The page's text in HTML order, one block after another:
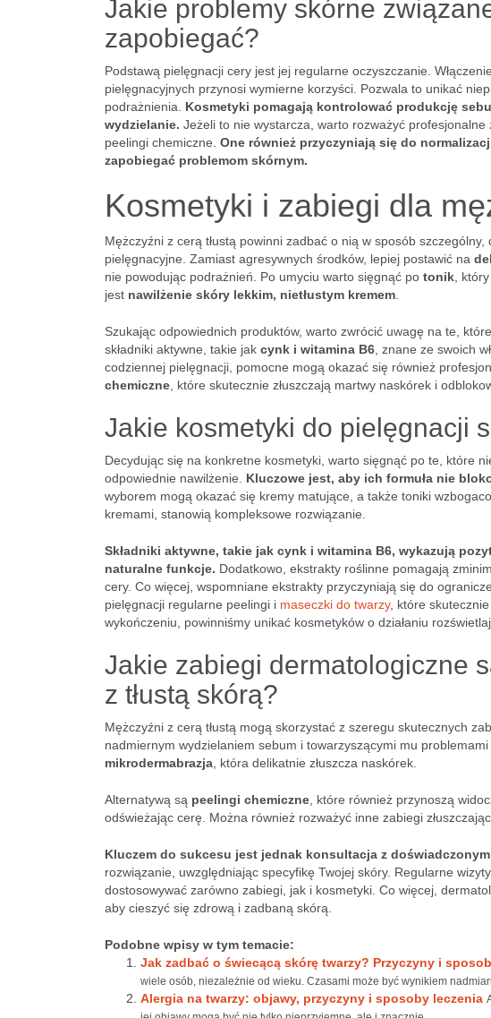
Jakie problemy skórne
zapobiegać?
Podstawą pielęgnacji cery jest jej regularne oczyszczanie.
pielęgnacyjnych przynosi wymierne korzyści. Pozwala to unikać
podrażnienia. Kosmetyki pomagają kontrolować produkcję
wydzielanie. Jeżeli to nie wystarcza, warto rozważyć profesjonalne
peelingi chemiczne. One również przyczyniają się do
zapobiegać problemom skórnym.
Kosmetyki i zabiegi dla
Mężczyźni z cerą tłustą powinni zadbać o nią w sposób
pielęgnacyjne. Zamiast agresywnych środków, lepiej postawić na
nie powodując podrażnień. Po umyciu warto sięgnąć po tonik ,
jest nawilżenie skóry lekkim, nietłustym kremem
Szukając odpowiednich produktów, warto zwrócić uwagę na te,
składniki aktywne, takie jak cynk i witamina B6 , znane ze swoich
codziennej pielęgnacji, pomocne mogą okazać się również
chemiczne , które skutecznie złuszczają martwy naskórek i
Jakie kosmetyki do pielęgnacji
Decydując się na konkretne kosmetyki, warto sięgnąć po te, które
odpowiednie nawilżenie. Kluczowe jest, aby ich formuła nie
wyborem mogą okazać się kremy matujące, a także toniki
kremami, stanowią kompleksowe rozwiązanie.
Składniki aktywne, takie jak cynk i witamina B6, wykazują
naturalne funkcje. Dodatkowo, ekstrakty roślinne pomagają
cery. Co więcej, wspomniane ekstrakty przyczyniają się do
pielęgnacji regularne peelingi i maseczki do twarzy, które
wykończeniu, powinniśmy unikać kosmetyków o działaniu
Jakie zabiegi dermatologiczne
z tłustą skórą?
Mężczyźni z cerą tłustą mogą skorzystać z szeregu skutecznych
nadmiernym wydzielaniem sebum i towarzyszącymi mu
mikrodermabrazja , która delikatnie złuszcza naskórek.
Alternatywą są peelingi chemiczne , które również przynoszą
odświeżając cerę. Można również rozważyć inne zabiegi
Kluczem do sukcesu jest jednak konsultacja z
rozwiązanie, uwzględniając specyfikę Twojej skóry. Regularne
dostosowywać zarówno zabiegi, jak i kosmetyki. Co więcej,
aby cieszyć się zdrową i zadbaną skórą.
Podobne wpisy w tym temacie:
Jak zadbać o świecącą skórę twarzy? Przyczyny i
wiele osób, niezależnie od wieku. Czasami może być wynikiem
Alergia na twarzy: objawy, przyczyny i sposoby leczenia